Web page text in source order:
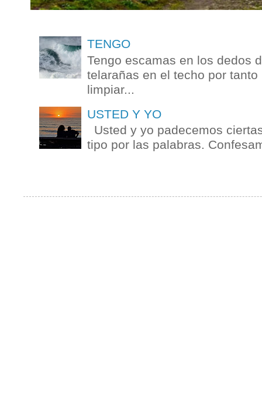
TENGO
Tengo escamas en los dedos
telarañas en el techo por
limpiar...
USTED Y YO
Usted y yo padecemos
tipo por las palabras.